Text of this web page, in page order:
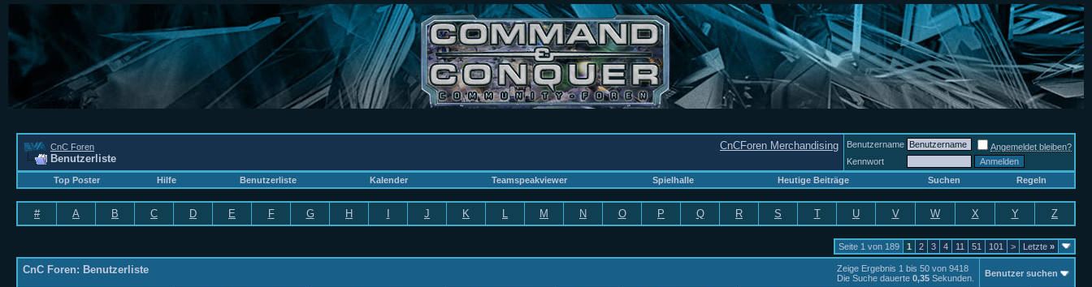
CnCForen Merchandising
CnC Foren
Benutzerliste
Benutzername
Angemeldet bleiben?
Kennwort
Top Poster
Hilfe Benutzerliste Kalender Teamspeakviewer Spielhalle Heutige Beiträge Suchen Regeln
# A B C D E F G H J K L M N O P Q R S T U V W X Y Z
Seite 1 von 189 1 2 3 4 11 51 101 > Letzte »
Zeige Ergebnis 1 bis 50 von 9418
Die Suche dauerte 0,35 Sekunden.
CnC Foren: Benutzerliste Benutzer suchen